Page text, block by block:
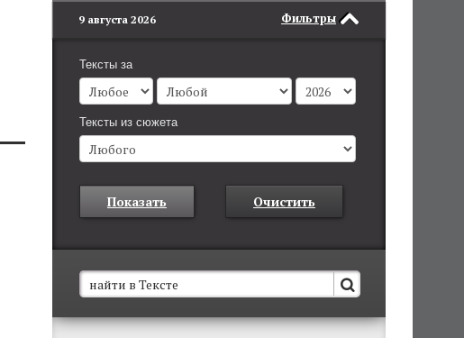
Фильтры
9 августа 2026
Тексты за
Тексты из сюжета
Показать Очистить